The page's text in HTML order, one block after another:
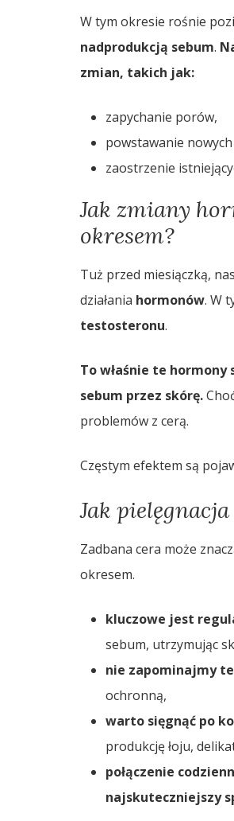
W tym okresie rośnie
nadprodukcją sebum.
zmian, takich jak:
zapychanie porów,
powstawanie
zaostrzenie
Jak zmiany
okresem?
Tuż przed miesiączką,
działania hormonów. W
testosteronu.
To właśnie te
sebum przez skórę.
problemów z cerą.
Częstym efektem są
Jak
Zadbana cera może
okresem.
kluczowe jest
sebum, utrzymując
nie zapominajmy
ochronną,
warto sięgnąć po
produkcję łoju,
połączenie
najskuteczniejszy